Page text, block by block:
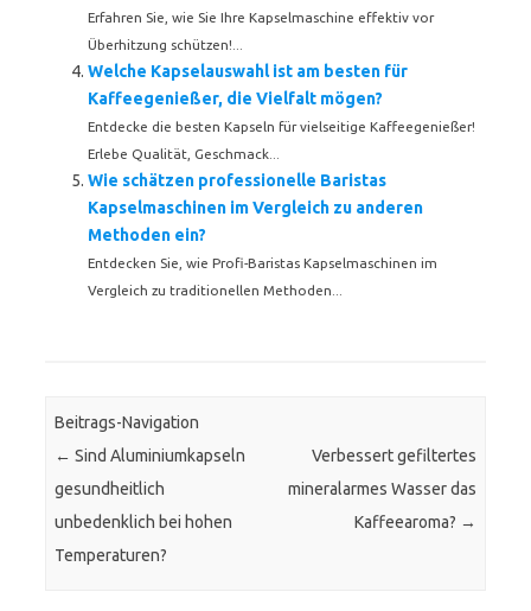
Erfahren Sie, wie Sie Ihre Kapselmaschine effektiv vor
Überhitzung schützen!...
Welche Kapselauswahl ist am besten für
Kaffeegenießer, die Vielfalt mögen?
Entdecke die besten Kapseln für vielseitige Kaffeegenießer!
Erlebe Qualität, Geschmack...
Wie schätzen professionelle Baristas
Kapselmaschinen im Vergleich zu anderen
Methoden ein?
Entdecken Sie, wie Profi-Baristas Kapselmaschinen im
Vergleich zu traditionellen Methoden...
Beitrags-Navigation
← Sind Aluminiumkapseln
gesundheitlich
unbedenklich bei hohen
Temperaturen?
Verbessert gefiltertes
mineralarmes Wasser das
Kaffeearoma? →